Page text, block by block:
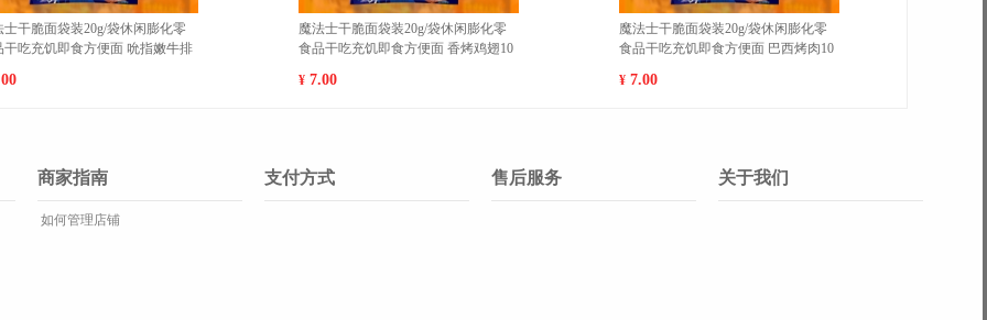
袋休闲膨化零
面 巴西烤肉10
新疆库尔勒香梨新鲜现摘特级梨子脆
甜香酥梨5斤精选顺丰包邮【单果100-
福建平和红心柚蜜柚当季水果新鲜红
肉柚包邮 小果（15-20cm） 9斤
商家指南
如何管理店铺
支付方式 售后服务 关于我们